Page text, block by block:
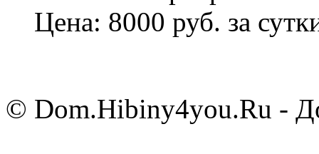
Цена: 8000 руб. за
© Dom.Hibiny4you.Ru -